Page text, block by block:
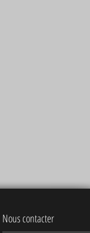
Nous contacter